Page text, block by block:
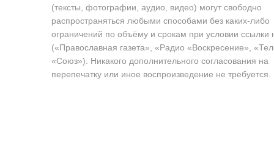
(тексты, фотографии, аудио, видео) могут свободно
распространяться любыми способами без каких-либо
ограничений по объёму и срокам при условии ссылки
(«Православная газета», «Радио «Воскресение»,
«Союз»). Никакого дополнительного согласования на
перепечатку или иное воспроизведение не требуется.